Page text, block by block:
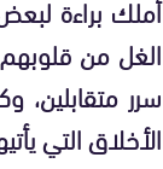
أملك براءة
الغل من
سرر
الأخلاق التي